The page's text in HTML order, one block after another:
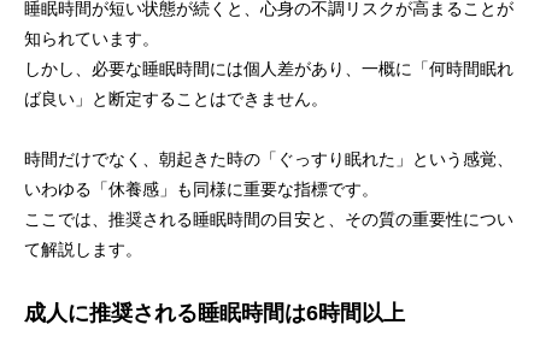
睡眠時間が短い状態が続くと、心身の不調リスクが高まることが
知られています。
しかし、必要な睡眠時間には個人差があり、一概に「何時間眠れ
ば良い」と断定することはできません。
時間だけでなく、朝起きた時の「ぐっすり眠れた」という感覚、
いわゆる「休養感」も同様に重要な指標です。
ここでは、推奨される睡眠時間の目安と、その質の重要性につい
て解説します。
成人に推奨される睡眠時間は6時間以上